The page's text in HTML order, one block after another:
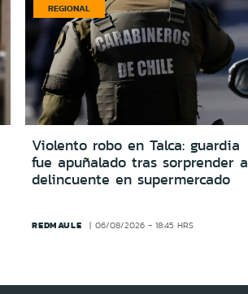
REGIONAL
Violento robo en Talca: guardia
fue apuñalado tras sorprender a
delincuente en supermercado
REDMAULE 06/08/2026 - 18:45 HRS